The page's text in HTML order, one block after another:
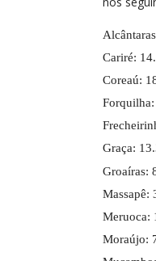
Cariré:
Coreaú:
Graça:
Groaíras:
Massapê:
Meruoca:
Moraújo: